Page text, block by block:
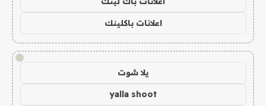
اعلانات باكلينك
!
يلا شوت
yalla shoot